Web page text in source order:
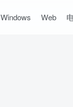
Windows Web